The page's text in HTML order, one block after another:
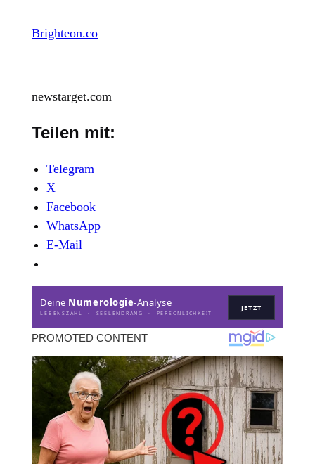
Brighteon.co
newstarget.com
Teilen mit:
Telegram
X
Facebook
WhatsApp
E-Mail
Deine Numerologie-Analyse
LEBENSZAHL · SEELENDRANG · PERSÖNLICHKEIT
JETZT